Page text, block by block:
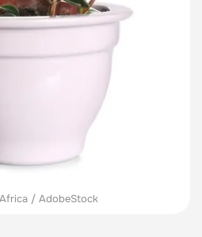
/ AdobeStock